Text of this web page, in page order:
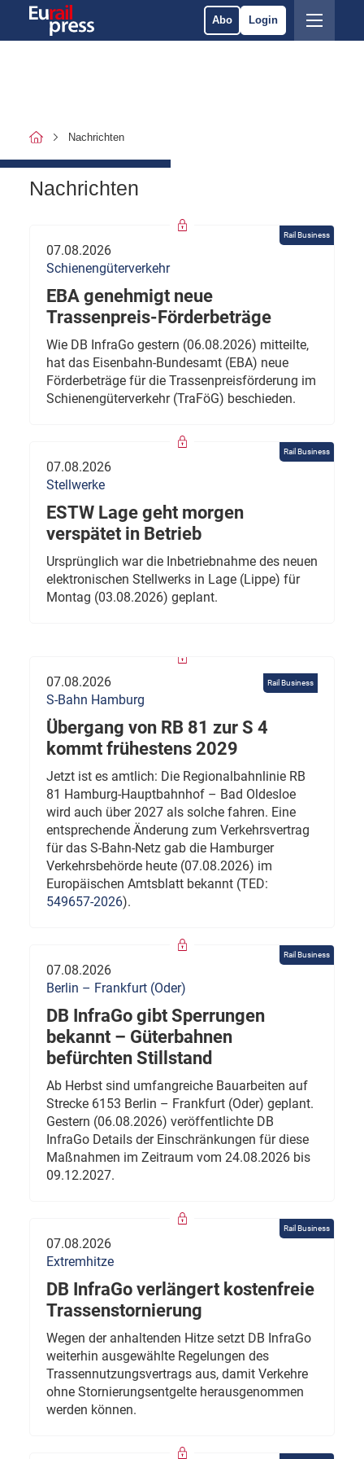
Abo Login
Nachrichten
Nachrichten
Rail Business
07.08.2026
Schienengüterverkehr
EBA genehmigt neue
Trassenpreis-Förderbeträge
Wie DB InfraGo gestern (06.08.2026) mitteilte,
hat das Eisenbahn-Bundesamt (EBA) neue
Förderbeträge für die Trassenpreisförderung im
Schienengüterverkehr (TraFöG) beschieden.
Rail Business
07.08.2026
Stellwerke
ESTW Lage geht morgen
verspätet in Betrieb
Ursprünglich war die Inbetriebnahme des neuen
elektronischen Stellwerks in Lage (Lippe) für
Montag (03.08.2026) geplant.
Rail Business
07.08.2026
S-Bahn Hamburg
Übergang von RB 81 zur S 4
kommt frühestens 2029
Jetzt ist es amtlich: Die Regionalbahnlinie RB
81 Hamburg-Hauptbahnhof – Bad Oldesloe
wird auch über 2027 als solche fahren. Eine
entsprechende Änderung zum Verkehrsvertrag
für das S-Bahn-Netz gab die Hamburger
Verkehrsbehörde heute (07.08.2026) im
Europäischen Amtsblatt bekannt (TED:
549657-2026).
Rail Business
07.08.2026
Berlin – Frankfurt (Oder)
DB InfraGo gibt Sperrungen
bekannt – Güterbahnen
befürchten Stillstand
Ab Herbst sind umfangreiche Bauarbeiten auf
Strecke 6153 Berlin – Frankfurt (Oder) geplant.
Gestern (06.08.2026) veröffentlichte DB
InfraGo Details der Einschränkungen für diese
Maßnahmen im Zeitraum vom 24.08.2026 bis
09.12.2027.
Rail Business
07.08.2026
Extremhitze
DB InfraGo verlängert kostenfreie
Trassenstornierung
Wegen der anhaltenden Hitze setzt DB InfraGo
weiterhin ausgewählte Regelungen des
Trassennutzungsvertrags aus, damit Verkehre
ohne Stornierungsentgelte herausgenommen
werden können.